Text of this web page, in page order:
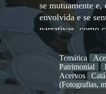
se mutuamente
envolvida e se
narrativas, como
comunitária e
outros tempos e
tempos e
Nordeste do
vivificação e
Temática
Patrimonial
Acervos
(Fotografias,